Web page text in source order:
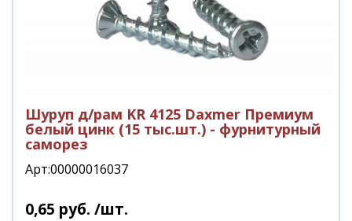
Шуруп д/рам KR 4125 Daxmer Премиум
белый цинк (15 тыс.шт.) - фурнитурный
саморез
Арт:00000016037
0,65 руб. /шт.